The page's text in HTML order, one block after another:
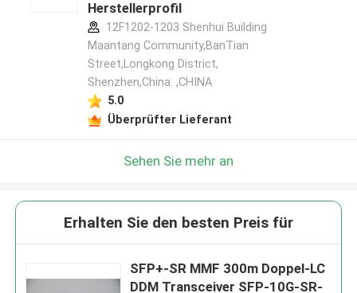
Herstellerprofil
12F1202-1203 Shenhui Building
Maantang Community,BanTian
Street,Longkong District,
Shenzhen,China. ,CHINA
5.0
Überprüfter Lieferant
Sehen Sie mehr an
Erhalten Sie den besten Preis für
SFP+-SR MMF 300m Doppel-LC
DDM Transceiver SFP-10G-SR-